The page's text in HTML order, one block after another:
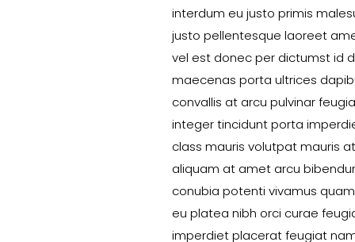
interdum eu justo primis
justo pellentesque laoreet
vel est donec per dictumst id
maecenas porta ultrices
convallis at arcu pulvinar
integer tincidunt porta
class mauris volutpat mauris
aliquam at amet arcu
conubia potenti vivamus
eu platea nibh orci curae
imperdiet placerat feugiat